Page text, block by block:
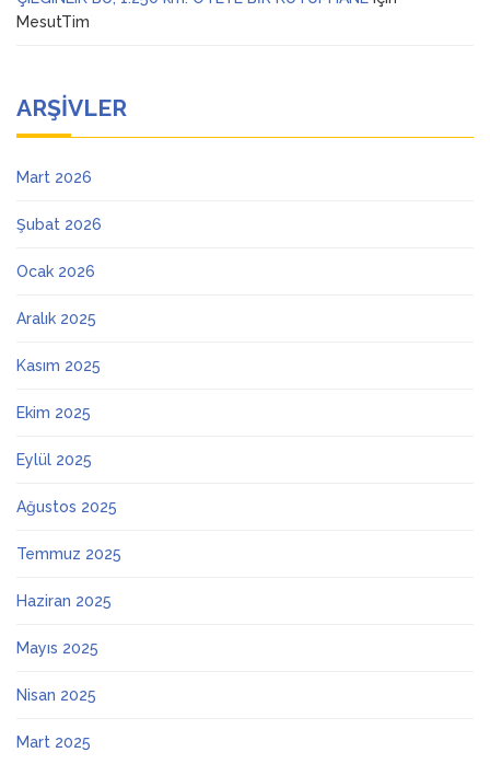
MesutTim
ARŞIVLER
Mart 2026
Şubat 2026
Ocak 2026
Aralık 2025
Kasım 2025
Ekim 2025
Eylül 2025
Ağustos 2025
Temmuz 2025
Haziran 2025
Mayıs 2025
Nisan 2025
Mart 2025